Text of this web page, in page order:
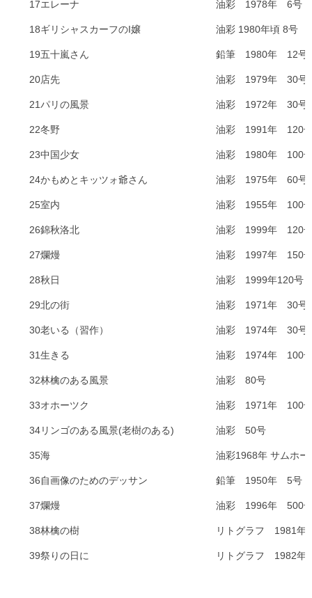
17エレーナ 油彩 1978年 6号
18ギリシャスカーフのI嬢 油彩 1980年頃 8号
19五十嵐さん 鉛筆 1980年 12号
20店先 油彩 1979年 30号
21パリの風景 油彩 1972年 30号
22冬野 油彩 1991年 120
23中国少女 油彩 1980年 100
24かもめとキッツォ爺さん 油彩 1975年 60号
25室内 油彩 1955年 100
26錦秋洛北 油彩 1999年 120
27爛熳 油彩 1997年 150
28秋日 油彩 1999年120号
29北の街 油彩 1971年 30号
30老いる（習作） 油彩 1974年 30号
31生きる 油彩 1974年 100
32林檎のある風景 油彩 80号
33オホーツク 油彩 1971年 100
34リンゴのある風景(老樹のある) 油彩 50号
35海 油彩1968年 サムホー
36自画像のためのデッサン 鉛筆 1950年 5号
37爛熳 油彩 1996年 500
38林檎の樹 リトグラフ 1981年
39祭りの日に リトグラフ 1982年